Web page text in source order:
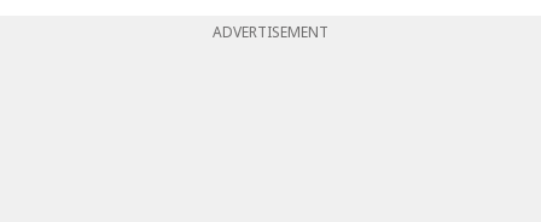
ADVERTISEMENT